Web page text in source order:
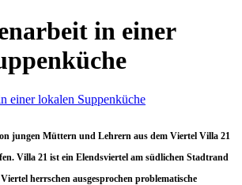
in einer
jungen Müttern und Lehrern aus dem Viertel Villa 21
Villa 21 ist ein Elendsviertel am südlichen Stadtrand
herrschen ausgesprochen problematische